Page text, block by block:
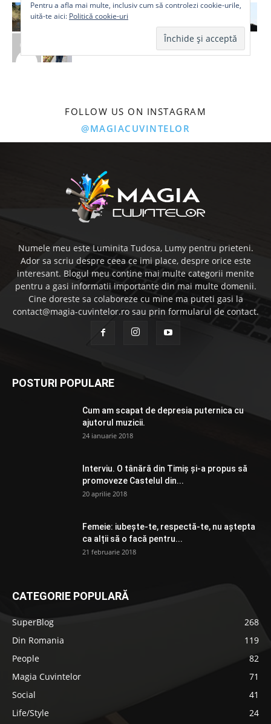
Pentru a afla mai multe, inclusiv cum să controlezi cookie-urile,
uită-te aici: Politică cookie-uri
FOLLOW US ON INSTAGRAM
@MAGIACUVINTELOR
Numele meu este Luminita Tudosa, Lumy pentru prieteni.
Ador sa scriu despre ceea ce imi place, despre orice este
interesant. Blogul meu contine mai multe categorii menite
pentru a gasi informatii importante din mai multe domenii.
Cine doreste sa colaboreze cu mine ma puteti gasi la
contact@magia-cuvintelor.ro sau prin formularul de contact.
POSTURI POPULARE
Cum am scapat de depresia puternica cu
ajutorul muzicii.
24 ianuarie 2018
Interviu. O tânără din Timiș și-a propus să
promoveze Castelul din...
20 aprilie 2018
Femeie: iubește-te, respectă-te, nu aștepta
ca alții să o facă pentru...
21 februarie 2018
CATEGORIE POPULARĂ
SuperBlog
268
Din Romania
119
People
82
Magia Cuvintelor
71
Social
41
Life/Style
24